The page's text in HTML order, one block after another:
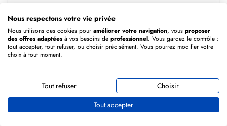
Carter d'aspiration pour meuleuse 125 mm et 230 mm
Voir le produit→
Nous respectons votre vie privée
Nous utilisons des cookies pour améliorer votre navigation, vous proposer
des offres adaptéesà vos besoins de professionnel. Vous gardez le contrôle :
tout accepter, tout refuser, ou choisir précisément. Vous pourrez modifier votre
choix à tout moment.
Tout refuser
Choisir
Tout accepter